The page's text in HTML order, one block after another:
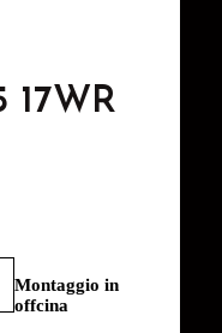
17WR
Montaggio in
offcina